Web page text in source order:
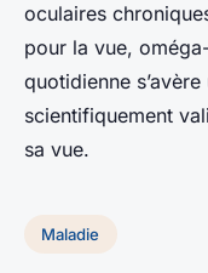
oculaires
pour la vue,
quotidienne
scientifiquement
sa vue.
Maladie